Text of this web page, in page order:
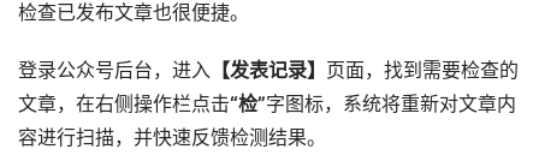
检查已发布文章也很便捷。
登录公众号后台，进入 【发表记录】 页面，找到需要检查的
文章，在右侧操作栏点击“检”字图标，系统将重新对文章内
容进行扫描，并快速反馈检测结果。